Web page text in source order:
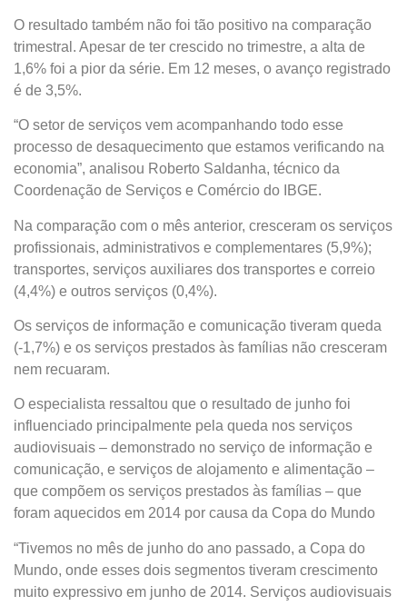
O resultado também não foi tão positivo na comparação
trimestral. Apesar de ter crescido no trimestre, a alta de
1,6% foi a pior da série. Em 12 meses, o avanço registrado
é de 3,5%.
“O setor de serviços vem acompanhando todo esse
processo de desaquecimento que estamos verificando na
economia”, analisou Roberto Saldanha, técnico da
Coordenação de Serviços e Comércio do IBGE.
Na comparação com o mês anterior, cresceram os serviços
profissionais, administrativos e complementares (5,9%);
transportes, serviços auxiliares dos transportes e correio
(4,4%) e outros serviços (0,4%).
Os serviços de informação e comunicação tiveram queda
(-1,7%) e os serviços prestados às famílias não cresceram
nem recuaram.
O especialista ressaltou que o resultado de junho foi
influenciado principalmente pela queda nos serviços
audiovisuais – demonstrado no serviço de informação e
comunicação, e serviços de alojamento e alimentação –
que compõem os serviços prestados às famílias – que
foram aquecidos em 2014 por causa da Copa do Mundo
“Tivemos no mês de junho do ano passado, a Copa do
Mundo, onde esses dois segmentos tiveram crescimento
muito expressivo em junho de 2014. Serviços audiovisuais